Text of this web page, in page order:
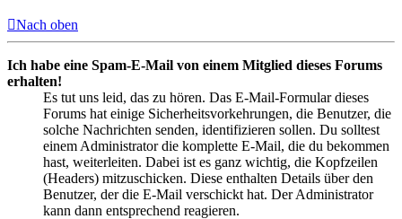
Nach oben
Ich habe eine Spam-E-Mail von einem Mitglied dieses Forums
erhalten!
Es tut uns leid, das zu hören. Das E-Mail-Formular dieses
Forums hat einige Sicherheitsvorkehrungen, die Benutzer, die
solche Nachrichten senden, identifizieren sollen. Du solltest
einem Administrator die komplette E-Mail, die du bekommen
hast, weiterleiten. Dabei ist es ganz wichtig, die Kopfzeilen
(Headers) mitzuschicken. Diese enthalten Details über den
Benutzer, der die E-Mail verschickt hat. Der Administrator
kann dann entsprechend reagieren.